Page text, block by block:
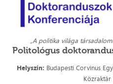
„A politika világa
Politológus
Helyszín: Budapesti Corvinus
Közraktár